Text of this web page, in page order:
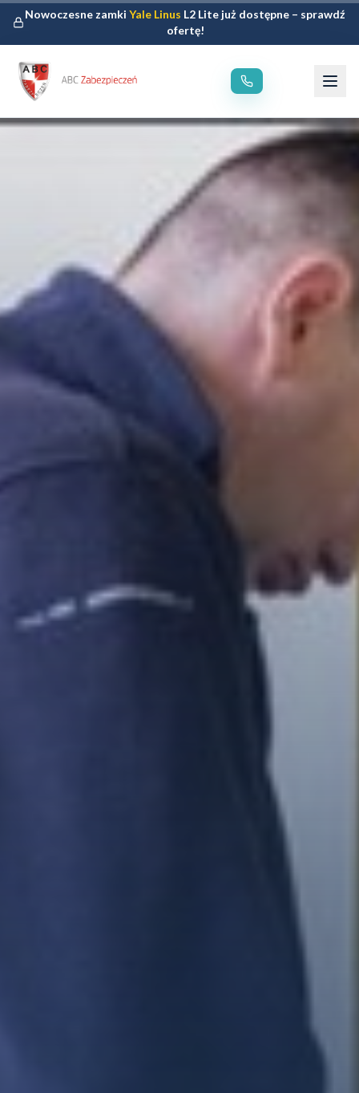
Nowoczesne zamkiYale Linus L2 Lite już dostępne – sprawdź
ofertę!